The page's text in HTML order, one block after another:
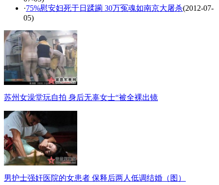
·75%慰安妇死于日蹂躏 30万冤魂如南京大屠杀(2012-07-
05)
苏州女澡堂玩自拍 身后无辜女士“被全裸出镜
男护士强奸医院的女患者 保释后两人低调结婚（图）